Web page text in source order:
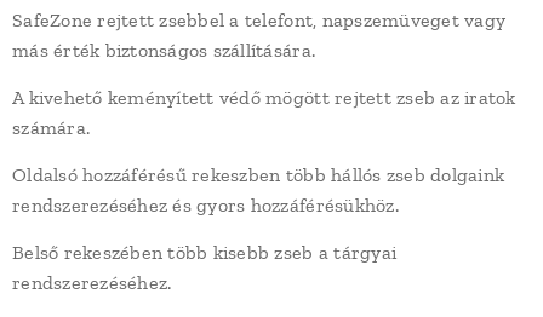
SafeZone rejtett zsebbel a telefont, napszemüveget vagy
más érték biztonságos szállítására.
A kivehető keményített védő mögött rejtett zseb az iratok
számára.
Oldalsó hozzáférésű rekeszben több hállós zseb dolgaink
rendszerezéséhez és gyors hozzáférésükhöz.
Belső rekeszében több kisebb zseb a tárgyai
rendszerezéséhez.